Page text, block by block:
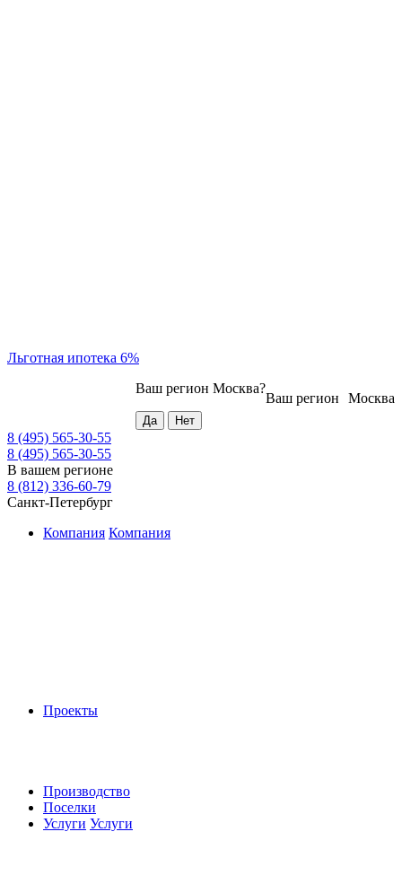
Льготная ипотека 6%
Москва
Ваш регион
Ваш регион Москва?
8 (495) 565-30-55
8 (495) 565-30-55
В вашем регионе
8 (812) 336-60-79
Санкт-Петербург
Компания Компания
Проекты
Производство
Поселки
Услуги Услуги